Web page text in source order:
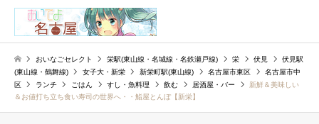
おいなごセレクト 栄駅(東山線・名城線・名鉄瀬戸線) 栄 伏見
伏見駅
(東山線・鶴舞線)
女子大・新栄 新栄町駅(東山線) 名古屋市東区
名古屋市中
区
ランチ ごはん すし・魚料理 飲む 居酒屋・バー
新鮮＆美味しい
＆お値打ち立ち食い寿司の世界へ・・鮨屋とんぼ【新栄】